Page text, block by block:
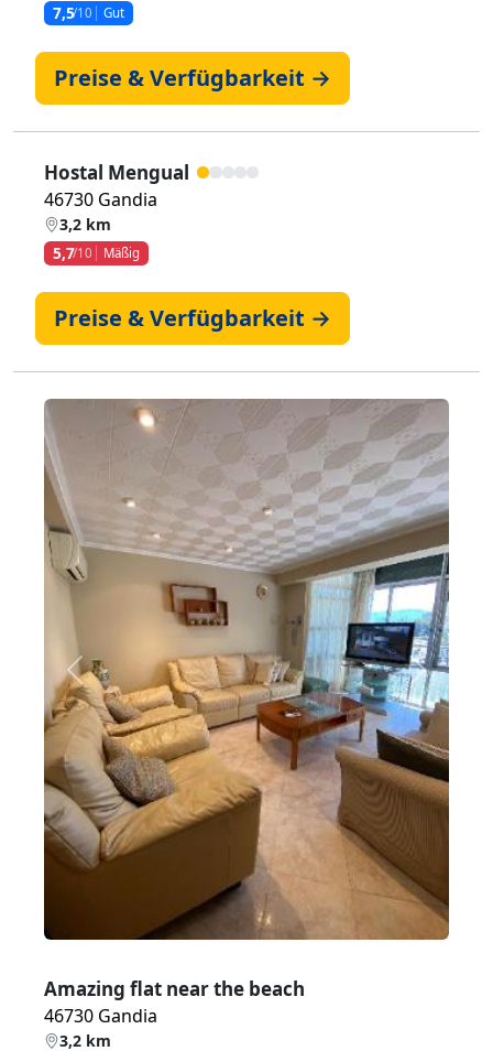
7,5/10 Gut
Preise & Verfügbarkeit →
Hostal Mengual
46730 Gandia
3,2 km
5,7/10 Mäßig
Preise & Verfügbarkeit →
Zurück Weiter
Amazing flat near the beach
46730 Gandia
3,2 km